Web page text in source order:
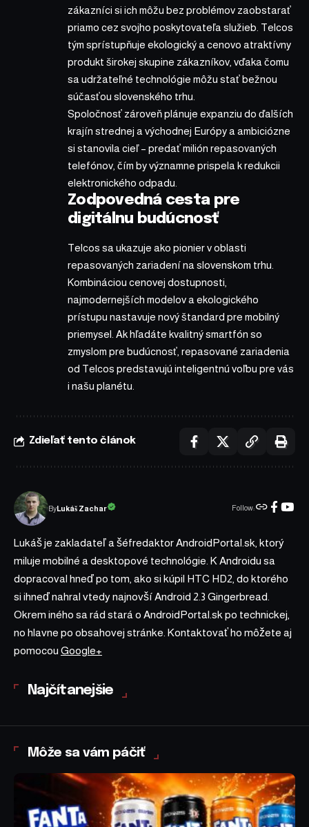
zákazníci si ich môžu bez problémov zaobstarať
priamo cez svojho poskytovateľa služieb. Telcos
tým sprístupňuje ekologický a cenovo atraktívny
produkt širokej skupine zákazníkov, vďaka čomu
sa udržateľné technológie môžu stať bežnou
súčasťou slovenského trhu.
Spoločnosť zároveň plánuje expanziu do ďalších
krajín strednej a východnej Európy a ambiciózne
si stanovila cieľ – predať milión repasovaných
telefónov, čím by významne prispela k redukcii
elektronického odpadu.
Zodpovedná cesta pre
digitálnu budúcnosť
Telcos sa ukazuje ako pionier v oblasti
repasovaných zariadení na slovenskom trhu.
Kombináciou cenovej dostupnosti,
najmodernejších modelov a ekologického
prístupu nastavuje nový štandard pre mobilný
priemysel. Ak hľadáte kvalitný smartfón so
zmyslom pre budúcnosť, repasované zariadenia
od Telcos predstavujú inteligentnú voľbu pre vás
i našu planétu.
Zdieľať tento článok
ByLukáš Zachar Follow:
Lukáš je zakladateľ a šéfredaktor AndroidPortal.sk, ktorý
miluje mobilné a desktopové technológie. K Androidu sa
dopracoval hneď po tom, ako si kúpil HTC HD2, do ktorého
si ihneď nahral vtedy najnovší Android 2.3 Gingerbread.
Okrem iného sa rád stará o AndroidPortal.sk po technickej,
no hlavne po obsahovej stránke. Kontaktovať ho môžete aj
pomocou Google+
Najčítanejšie
Môže sa vám páčiť